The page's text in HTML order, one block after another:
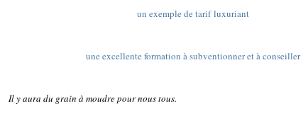
un exemple de tarif luxuriant
une excellente formation à subventionner et à conseiller
Il y aura du grain à moudre pour nous tous.